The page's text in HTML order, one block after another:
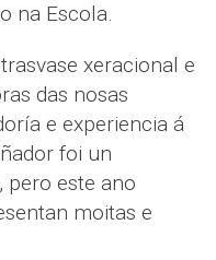
na Escola.
xeracional e
das nosas
e experiencia á
foi un
pero este ano
moitas e